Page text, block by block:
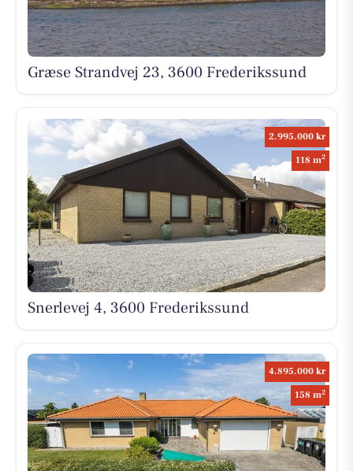
Græse Strandvej 23, 3600 Frederikssund
2.995.000 kr
118 m2
Snerlevej 4, 3600 Frederikssund
4.895.000 kr
158 m2